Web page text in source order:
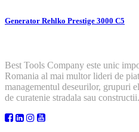
Generator Rehlko Prestige 3000 C5
Best Tools Company este unic
Romania al mai multor lideri de
managementul deseurilor, grupuri
de curatenie stradala sau constructii.